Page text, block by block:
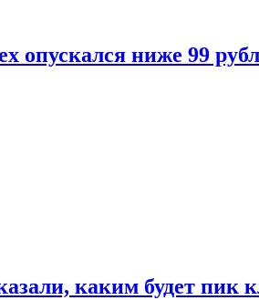
опускался ниже 99
каким будет пик